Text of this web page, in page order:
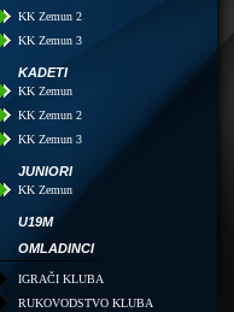
KK Zemun 2
KK Zemun 3
KADETI
KK Zemun
KK Zemun 2
KK Zemun 3
JUNIORI
KK Zemun
U19M
OMLADINCI
IGRAČI KLUBA
RUKOVODSTVO KLUBA